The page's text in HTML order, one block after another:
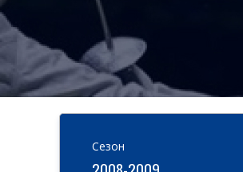
Cезон